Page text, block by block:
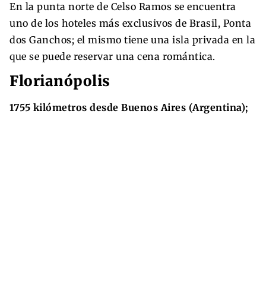
En la punta norte de Celso Ramos se encuentra
uno de los hoteles más exclusivos de Brasil, Ponta
dos Ganchos; el mismo tiene una isla privada en la
que se puede reservar una cena romántica.
Florianópolis
1755 kilómetros desde Buenos Aires (Argentina);